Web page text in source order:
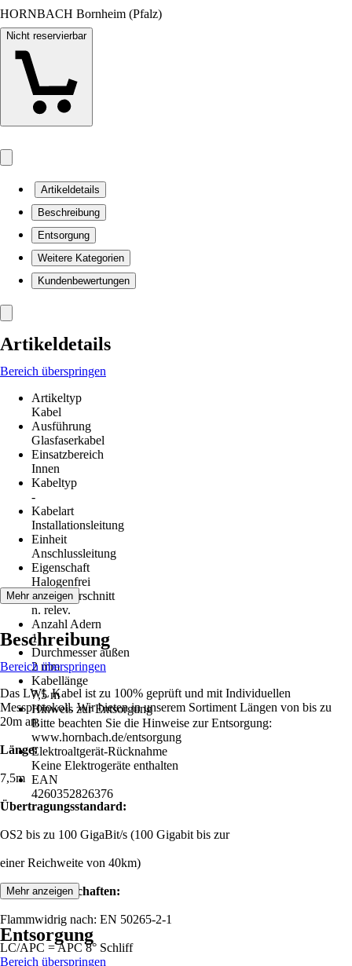
HORNBACH Bornheim (Pfalz)
Nicht reservierbar
Artikeldetails
Beschreibung
Entsorgung
Weitere Kategorien
Kundenbewertungen
Artikeldetails
Bereich überspringen
Artikeltyp
Kabel
Ausführung
Glasfaserkabel
Einsatzbereich
Innen
Kabeltyp
-
Kabelart
Installationsleitung
Einheit
Anschlussleitung
Eigenschaft
Halogenfrei
Leiterquerschnitt
n. relev.
Anzahl Adern
1
Durchmesser außen
2 mm
Kabellänge
7,5 m
Hinweis zur Entsorgung
Bitte beachten Sie die Hinweise zur Entsorgung:
www.hornbach.de/entsorgung
Elektroaltgerät-Rücknahme
Keine Elektrogeräte enthalten
EAN
4260352826376
Mehr anzeigen
Beschreibung
Bereich überspringen
Das LWL Kabel ist zu 100% geprüft und mit Individuellen
Messprotokoll. Wir bieten in unserem Sortiment Längen von bis zu
20m an.
Länge:
7,5m
Übertragungsstandard:
OS2 bis zu 100 GigaBit/s (100 Gigabit bis zur
einer Reichweite von 40km)
Produkteigenschaften:
Flammwidrig nach: EN 50265-2-1
LC/APC = APC 8° Schliff
Mehr anzeigen
Entsorgung
Bereich überspringen